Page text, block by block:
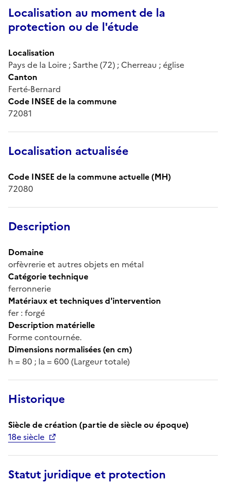
Localisation au moment de la
protection ou de l'étude
Localisation
Pays de la Loire ; Sarthe (72) ; Cherreau ; église
Canton
Ferté-Bernard
Code INSEE de la commune
72081
Localisation actualisée
Code INSEE de la commune actuelle (MH)
72080
Description
Domaine
orfèvrerie et autres objets en métal
Catégorie technique
ferronnerie
Matériaux et techniques d'intervention
fer : forgé
Description matérielle
Forme contournée.
Dimensions normalisées (en cm)
h = 80 ; la = 600 (Largeur totale)
Historique
Siècle de création (partie de siècle ou époque)
18e siècle
Statut juridique et protection